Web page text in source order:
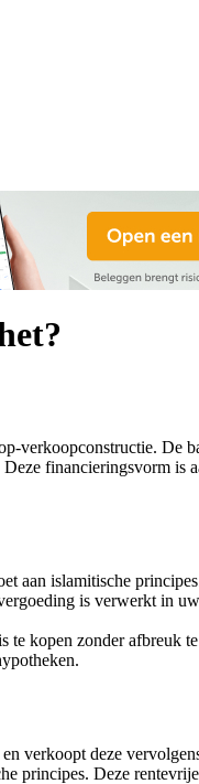
De
financieringsvorm
aan islamitische
is verwerkt in
kopen zonder afbreuk
verkoopt deze
principes. Deze